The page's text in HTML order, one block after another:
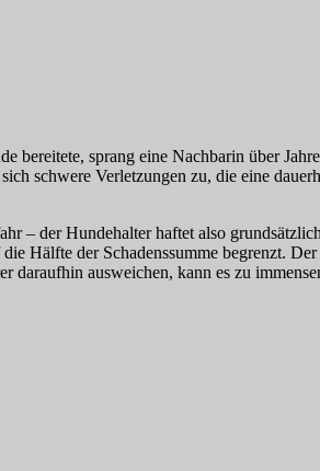
bereitete, sprang eine Nachbarin über
schwere Verletzungen zu, die eine
– der Hundehalter haftet also
Hälfte der Schadenssumme begrenzt.
ausweichen, kann es zu